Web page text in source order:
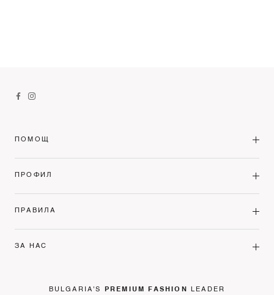
ПОМОЩ
ПРОФИЛ
ПРАВИЛА
ЗА НАС
BULGARIA'S PREMIUM FASHION LEADER